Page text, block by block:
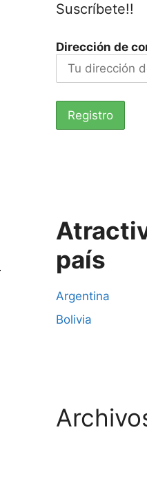
Suscríbete!!
Dirección de
país
Argentina
Bolivia